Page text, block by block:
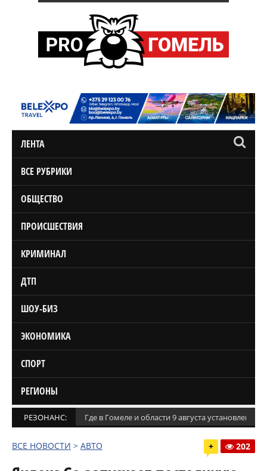
ЛЕНТА
ВСЕ РУБРИКИ
ОБЩЕСТВО
ПРОИСШЕСТВИЯ
КРИМИНАЛ
ДТП
ШОУ-БИЗ
ЭКОНОМИКА
СПОРТ
РЕГИОНЫ
РЕЗОНАНС: Где в Гомеле и области 9 августа установлены
ВСЕ НОВОСТИ > АВТО + 202